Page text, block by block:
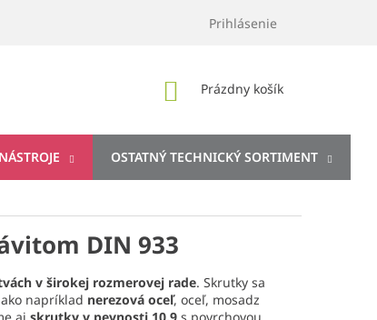
Prihlásenie
NÁKUPNÝ
Prázdny košík
NÁSTROJE OSTATNÝ TECHNICKÝ SORTIMENT
DIN 933
v širokej rozmerovej rade. Skrutky sa
napríklad nerezová oceľ, oceľ, mosadz